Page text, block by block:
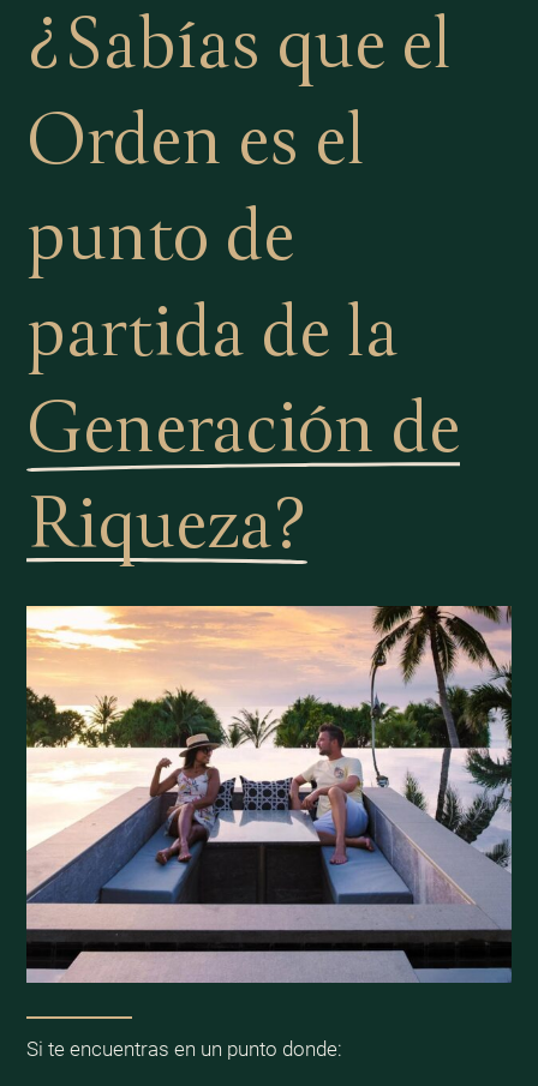
¿Sabías que el
Orden es el
punto de
partida de la
Generación de
Riqueza?
Si te encuentras en un punto donde: